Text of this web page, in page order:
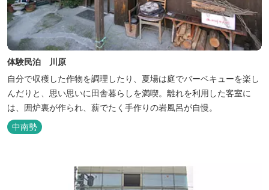
体験民泊 川原
自分で収穫した作物を調理したり、夏場は庭でバーベキューを楽し
んだりと、思い思いに田舎暮らしを満喫。離れを利用した客室に
は、囲炉裏が作られ、薪でたく手作りの岩風呂が自慢。
中南勢